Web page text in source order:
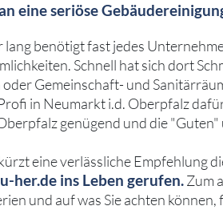
eine seriöse
lang benötigt fast jedes
Schnell hat sich dort
Gemeinschaft- und
in Neumarkt i.d. Oberpfalz
genügend und die
eine verlässliche Empfehlung
her.de ins Leben gerufen.Zum
und auf was Sie achten können,